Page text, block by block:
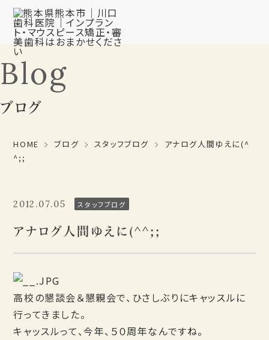
Blog
ブログ
HOME ブログ スタッフブログ
アナログ人間ゆえに(^
^;;
2012.07.05 スタッフブログ
アナログ人間ゆえに(^^;;
高校の懇談会＆懇親会で、ひさしぶりにキャッスルに
行ってきました。
キャッスルって、今年、５０周年なんですね。